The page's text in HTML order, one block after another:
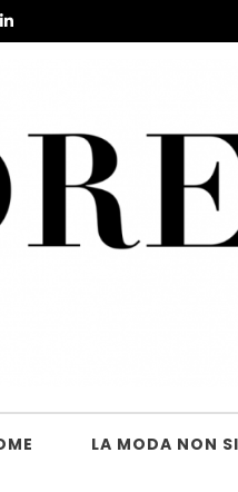
LA MODA NON